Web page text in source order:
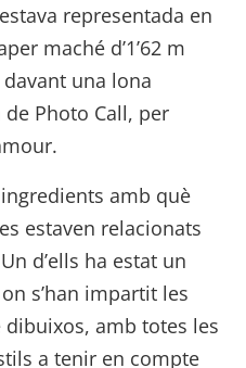
representada en
maché d’1’62 m
davant una lona
Photo Call, per
amb què
estaven relacionats
d’ells ha estat un
s’han impartit les
dibuixos, amb totes les
a tenir en compte